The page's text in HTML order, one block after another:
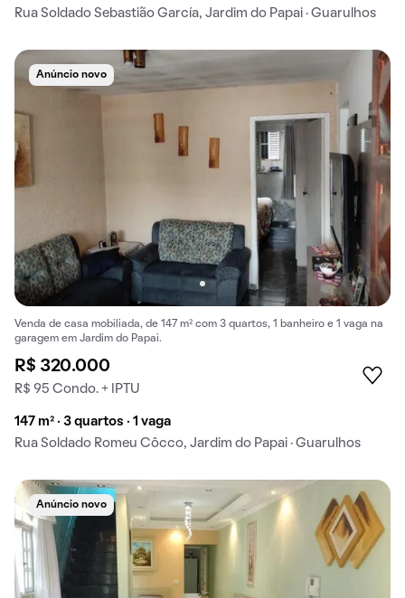
Rua Soldado Sebastião García, Jardim do Papai · Guarulhos
Anúncio novo
Venda de casa mobiliada, de 147 m² com 3 quartos, 1 banheiro e 1 vaga na
garagem em Jardim do Papai.
R$ 320.000
R$ 95 Condo. + IPTU
147 m² · 3 quartos · 1 vaga
Rua Soldado Romeu Côcco, Jardim do Papai · Guarulhos
Anúncio novo